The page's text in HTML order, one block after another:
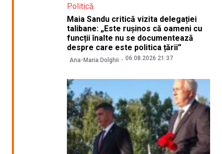
Politică
Maia Sandu critică vizita delegației
talibane: „Este rușinos că oameni cu
funcții înalte nu se documentează
despre care este politica țării”
Ana-Maria Dolghii 06.08.2026 21:37